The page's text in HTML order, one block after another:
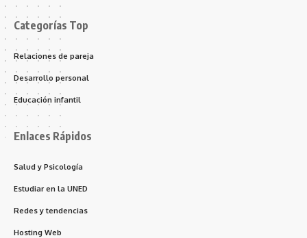
Categorías Top
Relaciones de pareja
Desarrollo personal
Educación infantil
Enlaces Rápidos
Salud y Psicología
Estudiar en la UNED
Redes y tendencias
Hosting Web